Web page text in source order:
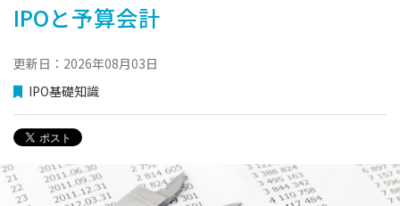
IPOと予算会計
更新日：2026年08月03日
IPO基礎知識